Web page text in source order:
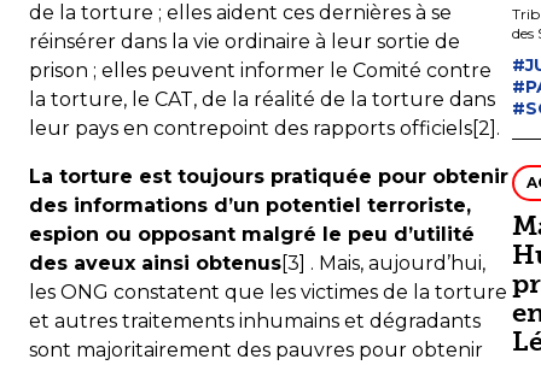
de la torture ; elles aident ces dernières à se
réinsérer dans la vie ordinaire à leur sortie de
prison ; elles peuvent informer le Comité contre
la torture, le CAT, de la réalité de la torture dans
leur pays en contrepoint des rapports officiels[2].
La torture est toujours pratiquée pour obtenir
des informations d’un potentiel terroriste,
espion ou opposant malgré le peu d’utilité
des aveux ainsi obtenus[3] . Mais, aujourd’hui,
les ONG constatent que les victimes de la torture
et autres traitements inhumains et dégradants
sont majoritairement des pauvres pour obtenir
des